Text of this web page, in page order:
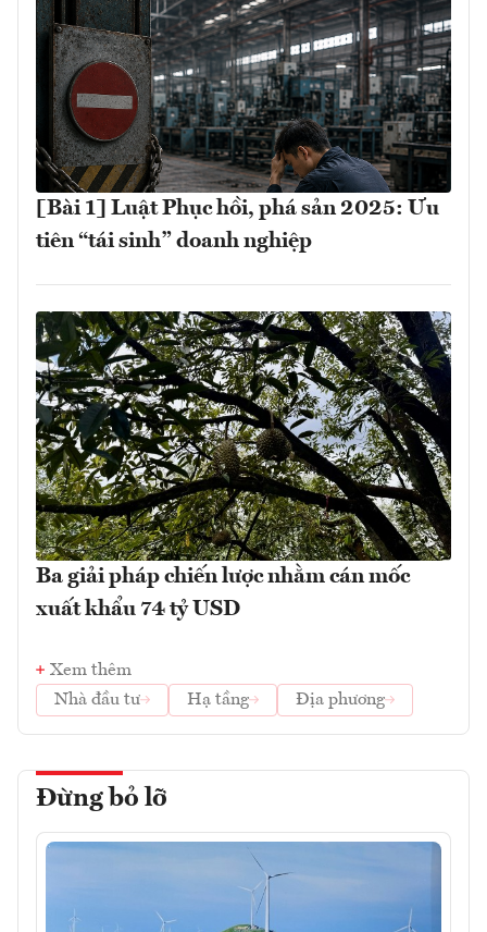
[Bài 1] Luật Phục hồi, phá sản 2025: Ưu
tiên “tái sinh” doanh nghiệp
Ba giải pháp chiến lược nhằm cán mốc
xuất khẩu 74 tỷ USD
Xem thêm
Nhà đầu tư
Hạ tầng Địa phương
Đừng bỏ lỡ